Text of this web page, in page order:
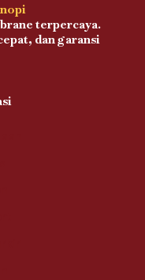
terpercaya.
dan garansi